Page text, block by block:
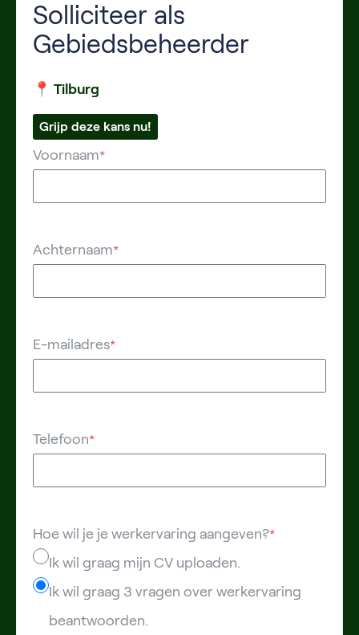
Solliciteer als
Gebiedsbeheerder
📍 Tilburg
Grijp deze kans nu!
Voornaam*
Achternaam*
E-mailadres*
Telefoon*
Hoe wil je je werkervaring aangeven?*
Ik wil graag mijn CV uploaden.
Ik wil graag 3 vragen over werkervaring
beantwoorden.